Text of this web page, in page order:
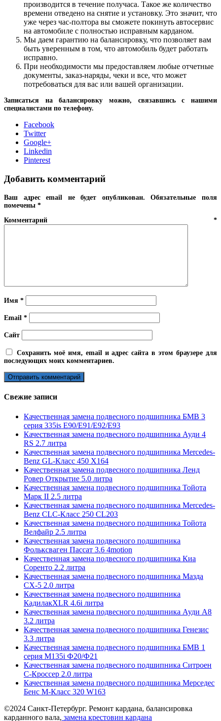
производится в течение получаса. Такое же количество
времени отведено на снятие и установку. Это значит, что
уже через час-полтора вы сможете покинуть автосервис
на автомобиле с полностью исправным карданом.
Мы даем гарантию на балансировку, что позволяет вам
быть уверенным в том, что автомобиль будет работать
исправно.
При необходимости мы предоставляем любые отчетные
документы, заказ-наряды, чеки и все, что может
потребоваться для вас или вашей организации.
Записаться на балансировку можно, связавшись с нашими
специалистами по телефону.
Facebook
Twitter
Google+
Linkedin
Pinterest
Добавить комментарий
Ваш адрес email не будет опубликован.
Обязательные поля
помечены *
Комментарий *
Имя *
Email *
Сайт
Сохранить моё имя, email и адрес сайта в этом браузере для
последующих моих комментариев.
Свежие записи
Качественная замена подвесного подшипника БМВ 3
серия 335is E90/E91/E92/E93
Качественная замена подвесного подшипника Ауди 4
RS 2.7 литра
Качественная замена подвесного подшипника Mercedes-
Benz GL-Класс 450 X164
Качественная замена подвесного подшипника Ленд
Ровер Открытие 5.0 литра
Качественная замена подвесного подшипника Тойота
Марк II 2.5 литра
Качественная замена подвесного подшипника Mercedes-
Benz CLC-Класс 250 CL203
Качественная замена подвесного подшипника Тойота
Велфайр 2.5 литра
Качественная замена подвесного подшипника
Фольксваген Пассат 3.6 4motion
Качественная замена подвесного подшипника Киа
Соренто 2.2 литра
Качественная замена подвесного подшипника Мазда
СХ-5 2.0 литра
Качественная замена подвесного подшипника
КадилакXLR 4.6i литра
Качественная замена подвесного подшипника Ауди А8
3.2 литра
Качественная замена подвесного подшипника Генезис
3.3 литра
Качественная замена подвесного подшипника БМВ 1
серия M135i Ф20/Ф21
Качественная замена подвесного подшипника Ситроен
С-Кроссер 2.0 литра
Качественная замена подвесного подшипника Мерседес
Бенс М-Класс 320 W163
©2024 Санкт-Петербург. Ремонт кардана, балансировка
карданного вала, замена крестовин кардана